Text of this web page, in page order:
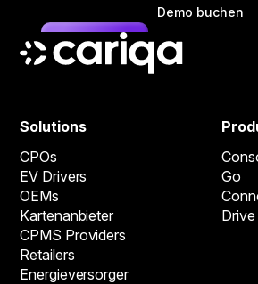
Demo buchen
Solutions
CPOs
EV Drivers
OEMs
Kartenanbieter
CPMS Providers
Retailers
Energieversorger
Go
Drive